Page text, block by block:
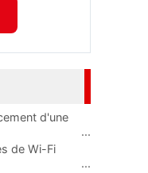
d'une
...
de Wi-Fi
...